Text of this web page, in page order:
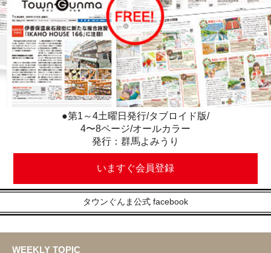
●第1～4土曜日発行/タブロイド版/
4〜8ページ/オールカラー
発行：群馬よみうり
いますぐ会員登録
タウンぐんま公式 facebook
WEEKLY TOPIC